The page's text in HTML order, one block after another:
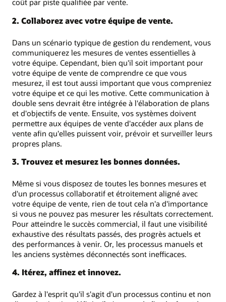
coût par piste qualifiée par vente.
2. Collaborez avec votre équipe de vente.
Dans un scénario typique de gestion du rendement, vous
communiquerez les mesures de ventes essentielles à
votre équipe. Cependant, bien qu'il soit important pour
votre équipe de vente de comprendre ce que vous
mesurez, il est tout aussi important que vous compreniez
votre équipe et ce qui les motive. Cette communication à
double sens devrait être intégrée à l'élaboration de plans
et d'objectifs de vente. Ensuite, vos systèmes doivent
permettre aux équipes de vente d'accéder aux plans de
vente afin qu'elles puissent voir, prévoir et surveiller leurs
propres plans.
3. Trouvez et mesurez les bonnes données.
Même si vous disposez de toutes les bonnes mesures et
d'un processus collaboratif et étroitement aligné avec
votre équipe de vente, rien de tout cela n'a d'importance
si vous ne pouvez pas mesurer les résultats correctement.
Pour atteindre le succès commercial, il faut une visibilité
exhaustive des résultats passés, des progrès actuels et
des performances à venir. Or, les processus manuels et
les anciens systèmes déconnectés sont inefficaces.
4. Itérez, affinez et innovez.
Gardez à l'esprit qu'il s'agit d'un processus continu et non